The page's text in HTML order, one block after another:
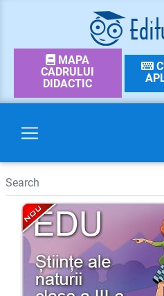
MAPA
CADRULUI
DIDACTIC